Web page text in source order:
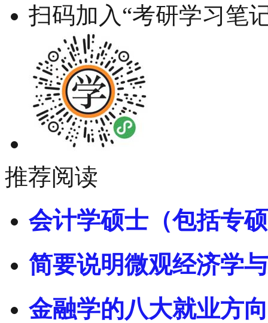
扫码加入“考研学习笔
推荐阅读
会计学硕士（包括专
简要说明微观经济学
金融学的八大就业方